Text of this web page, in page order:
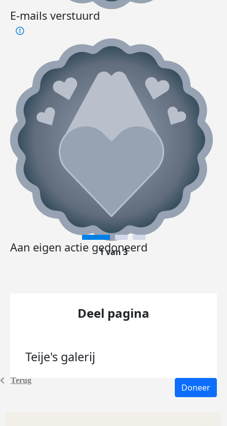
Terug
E-mails verstuurd
Aan eigen actie gedoneerd
1 van 3
Deel pagina
Teije's galerij
Doneer